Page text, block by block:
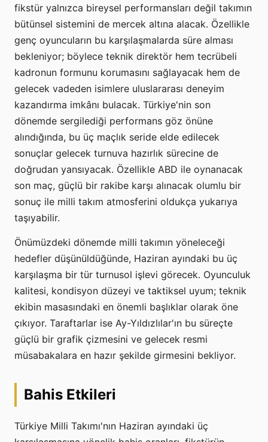
fikstür yalnızca bireysel performansları değil takımın
bütünsel sistemini de mercek altına alacak. Özellikle
genç oyuncuların bu karşılaşmalarda süre alması
bekleniyor; böylece teknik direktör hem tecrübeli
kadronun formunu korumasını sağlayacak hem de
gelecek vadeden isimlere uluslararası deneyim
kazandırma imkânı bulacak. Türkiye'nin son
dönemde sergilediği performans göz önüne
alındığında, bu üç maçlık seride elde edilecek
sonuçlar gelecek turnuva hazırlık sürecine de
doğrudan yansıyacak. Özellikle ABD ile oynanacak
son maç, güçlü bir rakibe karşı alınacak olumlu bir
sonuç ile milli takım atmosferini oldukça yukarıya
taşıyabilir.
Önümüzdeki dönemde milli takımın yöneleceği
hedefler düşünüldüğünde, Haziran ayındaki bu üç
karşılaşma bir tür turnusol işlevi görecek. Oyunculuk
kalitesi, kondisyon düzeyi ve taktiksel uyum; teknik
ekibin masasındaki en önemli başlıklar olarak öne
çıkıyor. Taraftarlar ise Ay-Yıldızlılar'ın bu süreçte
güçlü bir grafik çizmesini ve gelecek resmi
müsabakalara en hazır şekilde girmesini bekliyor.
Bahis Etkileri
Türkiye Milli Takımı'nın Haziran ayındaki üç